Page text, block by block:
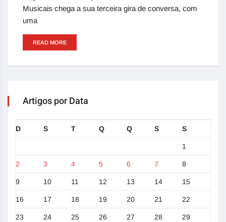
Musicais chega a sua terceira gira de conversa, com
uma
READ MORE
Artigos por Data
D S T Q Q S S
1
2 3 4 5 6 7 8
9 10 11 12 13 14 15
16 17 18 19 20 21 22
23 24 25 26 27 28 29